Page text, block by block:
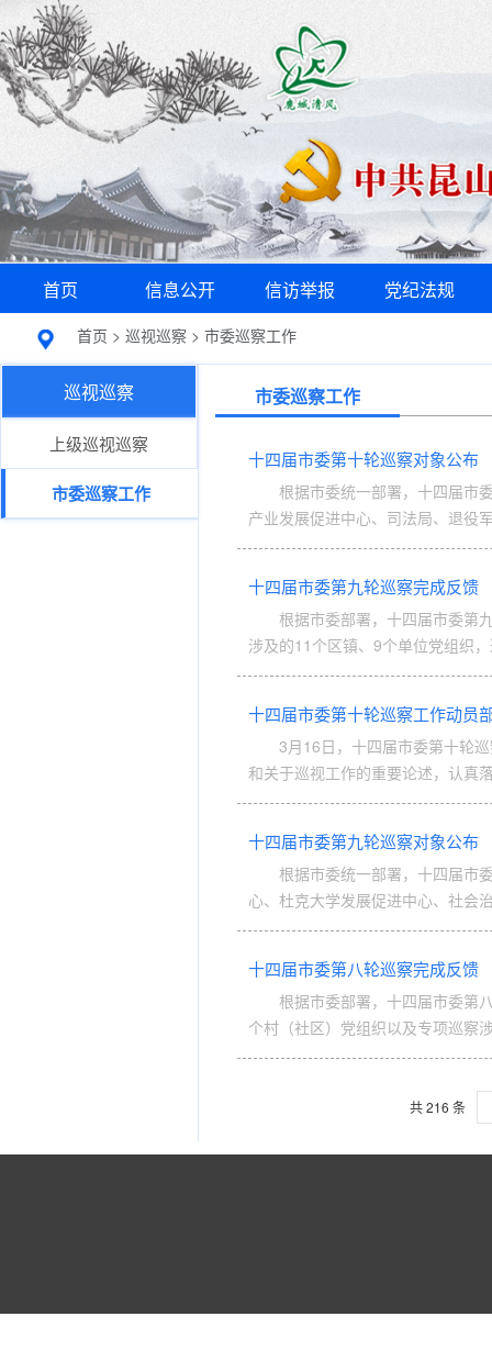
首页 信息公开 信访举报 党纪法规
首页 > 巡视巡察 > 市委巡察工作
巡视巡察
上级巡视巡察
市委巡察工作
市委巡察工作
十四届市委第十轮巡察对象公布
根据市委统一部署，十四届市
产业发展促进中心、司法局、退役
十四届市委第九轮巡察完成反馈
根据市委部署，十四届市委第
涉及的11个区镇、9个单位党组织
十四届市委第十轮巡察工作动员
3月16日，十四届市委第十轮
和关于巡视工作的重要论述，认真
十四届市委第九轮巡察对象公布
根据市委统一部署，十四届市
心、杜克大学发展促进中心、社会
十四届市委第八轮巡察完成反馈
根据市委部署，十四届市委第
个村（社区）党组织以及专项巡察
共 216 条